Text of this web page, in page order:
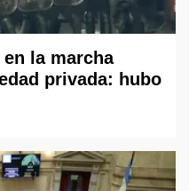
la marcha
privada: hubo